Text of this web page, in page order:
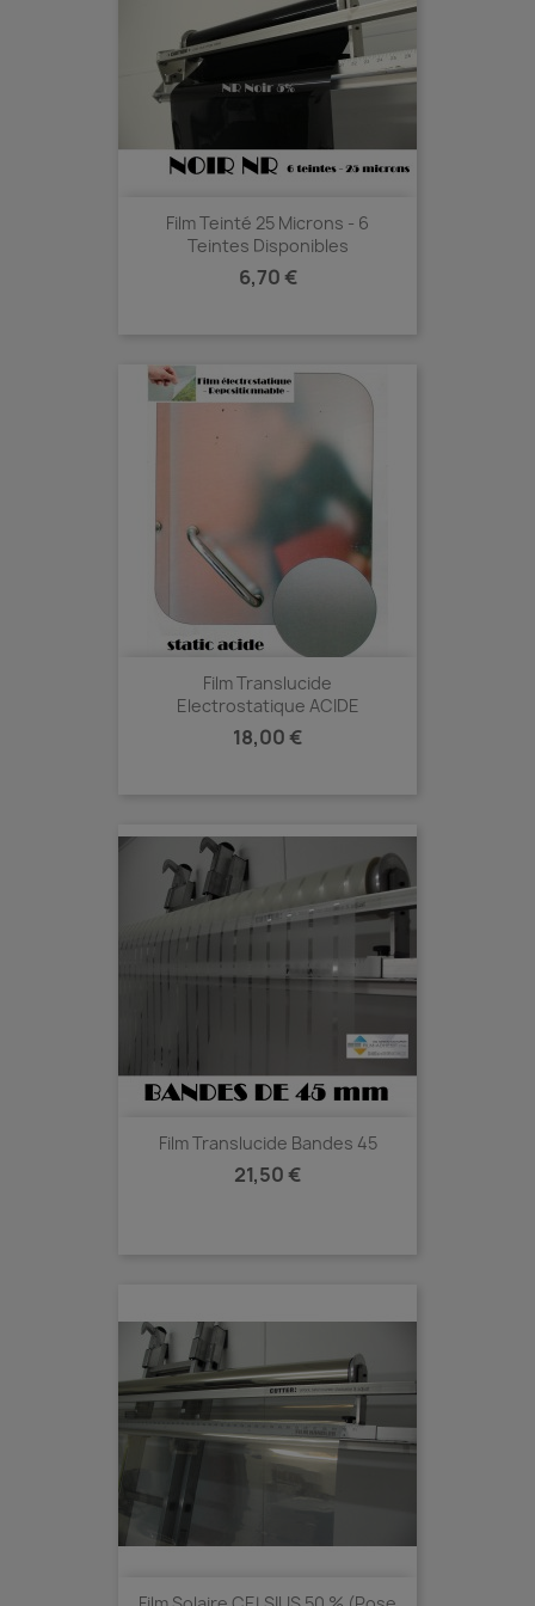
Film Teinté 25 Microns - 6
Teintes Disponibles
Prix
6,70 €
Film Translucide
Electrostatique ACIDE
Prix
18,00 €
Film Translucide Bandes 45
Prix
21,50 €